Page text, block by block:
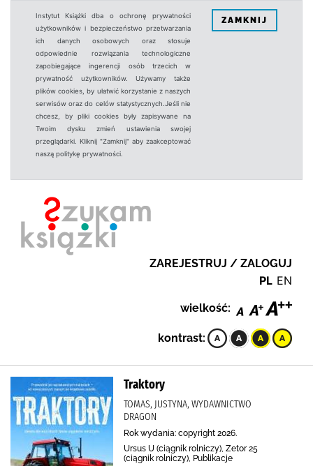
Instytut Książki dba o ochronę prywatności
użytkowników i bezpieczeństwo przetwarzania
ich danych osobowych oraz stosuje
odpowiednie rozwiązania technologiczne
zapobiegające ingerencji osób trzecich w
prywatność użytkowników. Używamy także
plików cookies, by ułatwić korzystanie z naszych
serwisów oraz do celów statystycznych.Jeśli nie
chcesz, by pliki cookies były zapisywane na
Twoim dysku zmień ustawienia swojej
przeglądarki. Kliknij "Zamknij" aby zaakceptować
naszą politykę prywatności.
ZAMKNIJ
ZAREJESTRUJ / ZALOGUJ
PL EN
wielkość:
kontrast:
Traktory
TOMAS, JUSTYNA, WYDAWNICTWO
DRAGON
Rok wydania: copyright 2026.
Ursus U (ciągnik rolniczy), Zetor 25
(ciągnik rolniczy), Publikacje